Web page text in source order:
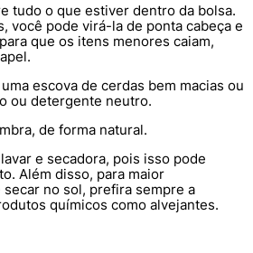
tudo o que estiver dentro da bolsa.
você pode virá-la de ponta cabeça e
que os itens menores caiam,
escova de cerdas bem macias ou
ou detergente neutro.
de forma natural.
e secadora, pois isso pode
Além disso, para maior
no sol, prefira sempre a
químicos como alvejantes.